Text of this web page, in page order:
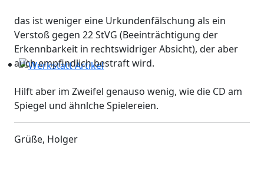
das ist weniger eine Urkundenfälschung als ein
Verstoß gegen 22 StVG (Beeinträchtigung der
Erkennbarkeit in rechtswidriger Absicht), der aber
auch empfindlich bestraft wird.
Hilft aber im Zweifel genauso wenig, wie die CD am
Spiegel und ähnlche Spielereien.
Grüße, Holger